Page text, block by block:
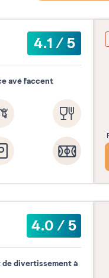
4.1/5
avé l'accent
4.0/5
de divertissement à